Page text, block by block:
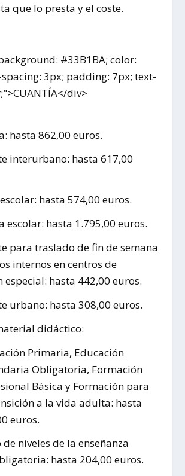
que lo presta y el coste.
#33B1BA; color:
3px; padding: 7px; text-
div>
hasta 862,00 euros.
interurbano: hasta 617,00
hasta 574,00 euros.
escolar: hasta 1.795,00 euros.
para traslado de fin de semana
internos en centros de
especial: hasta 442,00 euros.
urbano: hasta 308,00 euros.
didáctico:
Primaria, Educación
Obligatoria, Formación
Básica y Formación para
a la vida adulta: hasta
euros.
de niveles de la enseñanza
hasta 204,00 euros.